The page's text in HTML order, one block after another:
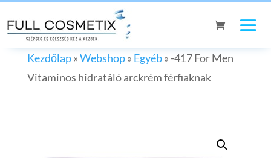
Kezdőlap»Webshop» Egyéb» -417 For Men
Vitaminos hidratáló arckrém férfiaknak